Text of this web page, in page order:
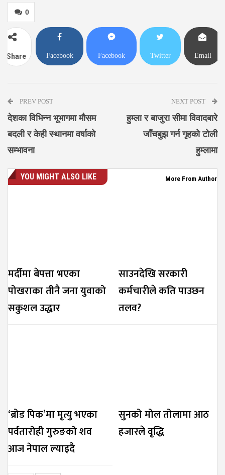
0
Share Facebook Facebook Twitter Email
PREV POST
देशका विभिन्न भूभागमा मौसम
बदली र केही स्थानमा वर्षाको
सम्भावना
NEXT POST
हुम्ला र बाजुरा सीमा विवादबारे
जाँचबुझ गर्न गृहको टोली
हुम्लामा
YOU MIGHT ALSO LIKE More From Author
मर्दीमा बेपत्ता भएका
पोखराका तीनै जना युवाको
सकुशल उद्धार
साउनदेखि सरकारी
कर्मचारीले कति पाउछन
तलव?
‘ब्रोड पिक’मा मृत्यु भएका
पर्वतारोही गुरुङको शव
आज नेपाल ल्याइदै
सुनको मोल तोलामा आठ
हजारले वृद्धि